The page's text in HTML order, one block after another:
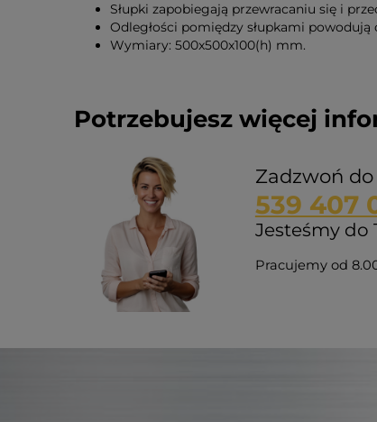
Słupki zapobiegają przewracaniu się i
Odległości pomiędzy słupkami
Wymiary: 500x500x100(h) mm.
Potrzebujesz więcej
Zadzwoń do
539 407
Jesteśmy do
Pracujemy od